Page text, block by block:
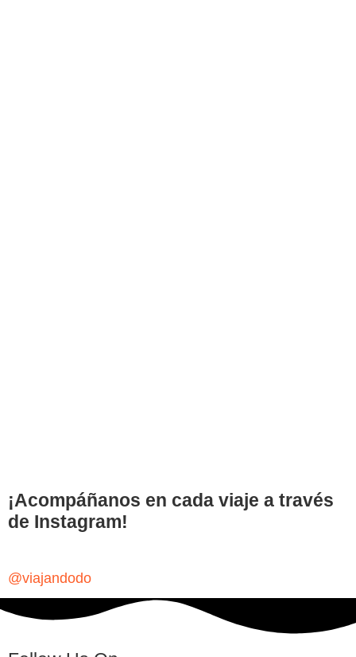
¡Acompáñanos en cada viaje a través
de Instagram!
@viajandodo